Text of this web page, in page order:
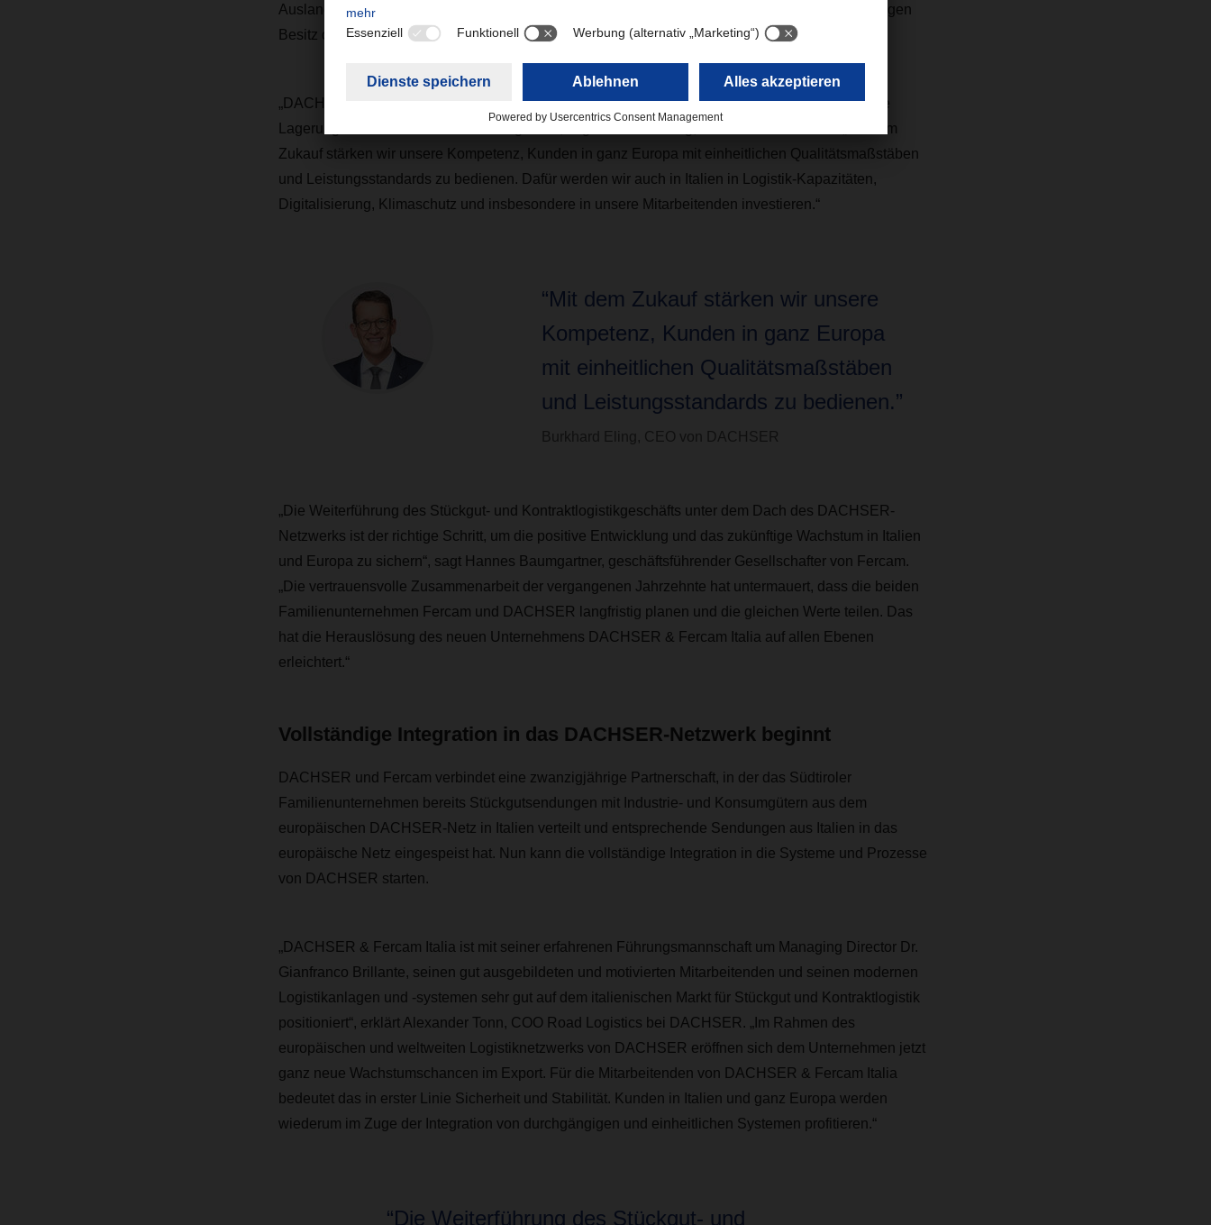
Auslandsgesellschaften sind nicht von der Transaktion betroffen und bleiben im hundertprozentigen
Besitz der Fercam-Gruppe.
„DACHSER & Fercam Italia komplettiert unser europäisches Netzwerk für den Transport und die
Lagerung von Industrie- und Konsumgütern“, sagt Burkhard Eling, CEO von DACHSER. „Mit dem
Zukauf stärken wir unsere Kompetenz, Kunden in ganz Europa mit einheitlichen Qualitätsmaßstäben
und Leistungsstandards zu bedienen. Dafür werden wir auch in Italien in Logistik-Kapazitäten,
Digitalisierung, Klimaschutz und insbesondere in unsere Mitarbeitenden investieren.“
“Mit dem Zukauf stärken wir unsere
Kompetenz, Kunden in ganz Europa
mit einheitlichen Qualitätsmaßstäben
und Leistungsstandards zu bedienen.”
Burkhard Eling, CEO von DACHSER
„Die Weiterführung des Stückgut- und Kontraktlogistikgeschäfts unter dem Dach des DACHSER-
Netzwerks ist der richtige Schritt, um die positive Entwicklung und das zukünftige Wachstum in Italien
und Europa zu sichern“, sagt Hannes Baumgartner, geschäftsführender Gesellschafter von Fercam.
„Die vertrauensvolle Zusammenarbeit der vergangenen Jahrzehnte hat untermauert, dass die beiden
Familienunternehmen Fercam und DACHSER langfristig planen und die gleichen Werte teilen. Das
hat die Herauslösung des neuen Unternehmens DACHSER & Fercam Italia auf allen Ebenen
erleichtert.“
Vollständige Integration in das DACHSER-Netzwerk beginnt
DACHSER und Fercam verbindet eine zwanzigjährige Partnerschaft, in der das Südtiroler
Familienunternehmen bereits Stückgutsendungen mit Industrie- und Konsumgütern aus dem
europäischen DACHSER-Netz in Italien verteilt und entsprechende Sendungen aus Italien in das
europäische Netz eingespeist hat. Nun kann die vollständige Integration in die Systeme und Prozesse
von DACHSER starten.
„DACHSER & Fercam Italia ist mit seiner erfahrenen Führungsmannschaft um Managing Director Dr.
Gianfranco Brillante, seinen gut ausgebildeten und motivierten Mitarbeitenden und seinen modernen
Logistikanlagen und -systemen sehr gut auf dem italienischen Markt für Stückgut und Kontraktlogistik
positioniert“, erklärt Alexander Tonn, COO Road Logistics bei DACHSER. „Im Rahmen des
europäischen und weltweiten Logistiknetzwerks von DACHSER eröffnen sich dem Unternehmen jetzt
ganz neue Wachstumschancen im Export. Für die Mitarbeitenden von DACHSER & Fercam Italia
bedeutet das in erster Linie Sicherheit und Stabilität. Kunden in Italien und ganz Europa werden
wiederum im Zuge der Integration von durchgängigen und einheitlichen Systemen profitieren.“
“Die Weiterführung des Stückgut- und